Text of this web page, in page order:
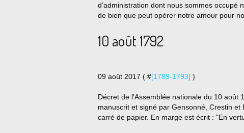
d’administration dont nous sommes
de bien que peut opérer notre amour pour
10 août 1792
09 août 2017 ( #[1789-1793] )
Décret de l'Assemblée nationale du 10 août
manuscrit et signé par Gensonné, Crestin
carré de papier. En marge est écrit : "En